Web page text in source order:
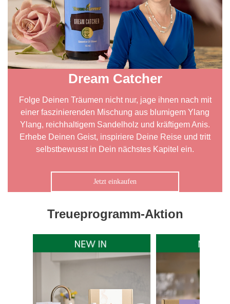
Dream Catcher
Folge Deinen Träumen nicht nur, jage ihnen nach mit
einer faszinierenden Mischung aus blumigem Ylang
Ylang, reichhaltigem Sandelholz und kräftigem Anis.
Erhebe Deinen Geist, inspiriere Deine Reise und tritt
selbstbewusst in Dein nächstes Kapitel ein.
Jetzt einkaufen
Treueprogramm-Aktion